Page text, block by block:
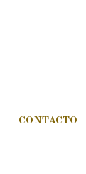
CONTACTO